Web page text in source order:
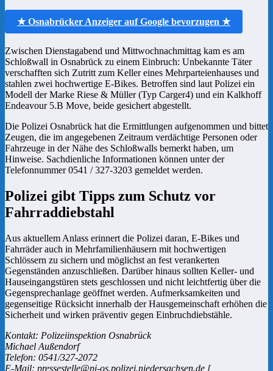
★ Osnabrücker Anzeiger auf Google bevorzugen ★
Zwischen Dienstagabend und Mittwochnachmittag kam es am
Schloßwall in Osnabrück zu einem Einbruch: Unbekannte Täter
verschafften sich Zutritt zum Keller eines Mehrparteienhauses und
stahlen zwei hochwertige E-Bikes. Betroffen sind laut Polizei ein
Modell der Marke Riese & Müller (Typ Carger4) und ein Kalkhoff
Endeavour 5.B Move, beide gesichert abgestellt.
Die Polizei Osnabrück hat die Ermittlungen aufgenommen und bittet
Zeugen, die im angegebenen Zeitraum verdächtige Personen oder
Fahrzeuge in der Nähe des Schloßwalls bemerkt haben, um
Hinweise. Sachdienliche Informationen können unter der
Telefonnummer 0541 / 327-3203 gemeldet werden.
Polizei gibt Tipps zum Schutz vor
Fahrraddiebstahl
Aus aktuellem Anlass erinnert die Polizei daran, E-Bikes und
Fahrräder auch in Mehrfamilienhäusern mit hochwertigen
Schlössern zu sichern und möglichst an fest verankerten
Gegenständen anzuschließen. Darüber hinaus sollten Keller- und
Hauseingangstüren stets geschlossen und nicht leichtfertig über die
Gegensprechanlage geöffnet werden. Aufmerksamkeiten und
gegenseitige Rücksicht innerhalb der Hausgemeinschaft erhöhen die
Sicherheit und wirken präventiv gegen Einbruchdiebstähle.
Kontakt: Polizeiinspektion Osnabrück
Michael Außendorf
Telefon: 0541/327-2072
E-Mail: pressestelle@pi-os.polizei.niedersachsen.de [